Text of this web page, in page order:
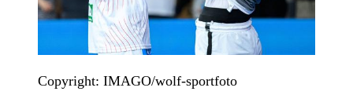
Copyright: IMAGO/wolf-sportfoto